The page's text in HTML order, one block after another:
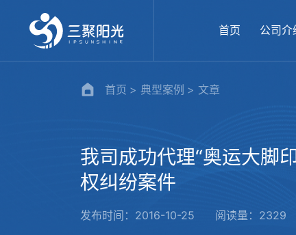
首页 公司介
首页 典型案例 文章
我司成功代理“奥运大脚
权纠纷案件
发布时间：2016-10-25 阅读量：2329